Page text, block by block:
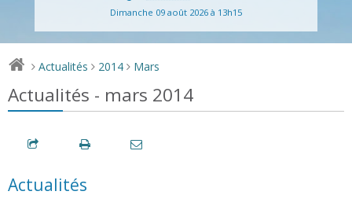
Dimanche 09 août 2026 à 13h15
> Actualités > 2014 > Mars
Actualités - mars 2014
Actualités